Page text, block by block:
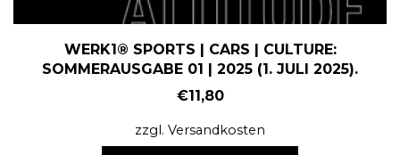
WERK1® SPORTS | CARS | CULTURE:
SOMMERAUSGABE 01 | 2025 (1. JULI 2025).
€11,80
zzgl. Versandkosten